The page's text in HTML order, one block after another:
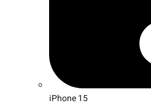
iPhone 15